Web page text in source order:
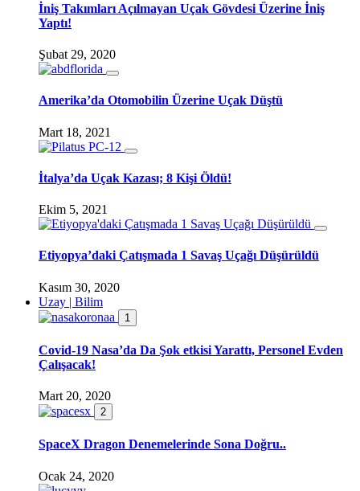
İniş Takımları Açılmayan Uçak Gövdesi Üzerine İniş
Yaptı!
Şubat 29, 2020
Amerika’da Otomobilin Üzerine Uçak Düştü
Mart 18, 2021
İtalya’da Uçak Kazası; 8 Kişi Öldü!
Ekim 5, 2021
Etiyopya’daki Çatışmada 1 Savaş Uçağı Düşürüldü
Kasım 30, 2020
Uzay | Bilim
1
Covid-19 Nasa’da Da Şok etkisi Yarattı, Personel Evden
Çalışacak!
Mart 20, 2020
2
SpaceX Dragon Denemelerinde Sona Doğru..
Ocak 24, 2020